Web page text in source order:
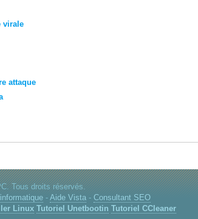
virale
attaque
Tous droits réservés.
- Aide Vista- Consultant SEO
Linux Tutoriel Unetbootin Tutoriel CCleaner